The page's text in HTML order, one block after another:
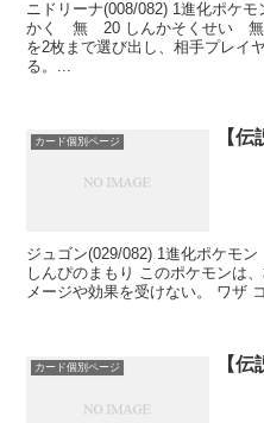
ニドリーナ(008/082) 1進化ポケ
かく 無 20 しんかそくせい 無
を2枚まで選び出し、相手プレイ
る。...
カード個別ページ 【
ジュゴン(029/082) 1進化ポケモ
しんぴのまもり このポケモンは
メージや効果を受けない。 ワ
カード個別ページ 【